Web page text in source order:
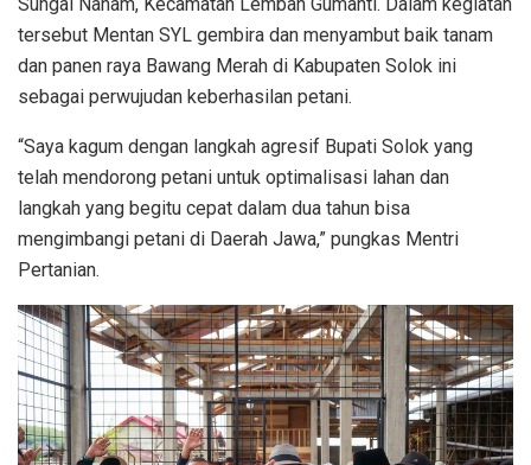
tersebut Mentan SYL gembira dan menyambut baik tanam
dan panen raya Bawang Merah di Kabupaten Solok ini
sebagai perwujudan keberhasilan petani.
“Saya kagum dengan langkah agresif Bupati Solok yang
telah mendorong petani untuk optimalisasi lahan dan
langkah yang begitu cepat dalam dua tahun bisa
mengimbangi petani di Daerah Jawa,” pungkas Mentri
Pertanian.